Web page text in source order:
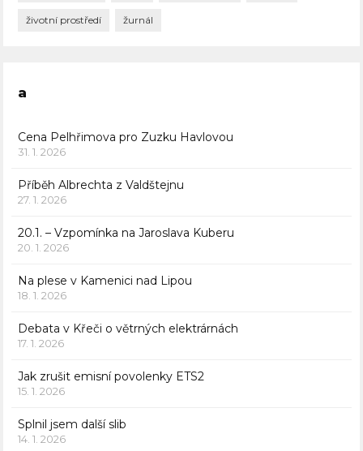
životní prostředí žurnál
a
Cena Pelhřimova pro Zuzku Havlovou
31. 1. 2026
Příběh Albrechta z Valdštejnu
27. 1. 2026
20.1. – Vzpomínka na Jaroslava Kuberu
20. 1. 2026
Na plese v Kamenici nad Lipou
18. 1. 2026
Debata v Křeči o větrných elektrárnách
17. 1. 2026
Jak zrušit emisní povolenky ETS2
15. 1. 2026
Splnil jsem další slib
14. 1. 2026